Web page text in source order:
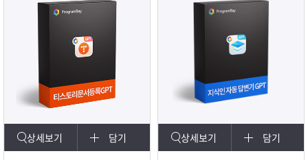
상세보기 담기 상세보기 담기